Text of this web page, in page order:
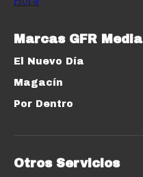
Marcas GFR Media
El Nuevo Día
Magacín
Por Dentro
Otros Servicios